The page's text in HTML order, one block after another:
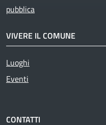
pubblica
VIVERE IL COMUNE
Luoghi
Eventi
CONTATTI